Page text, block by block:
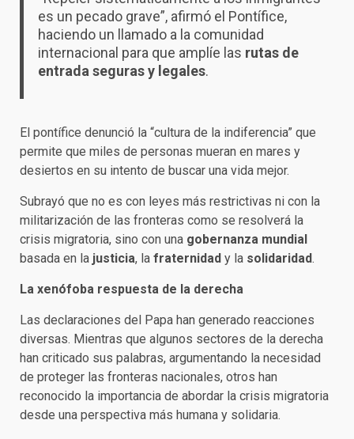
es un pecado grave”, afirmó el Pontífice,
haciendo un llamado a la comunidad
internacional para que amplíe las rutas de
entrada seguras y legales.
El pontífice denunció la “cultura de la indiferencia” que
permite que miles de personas mueran en mares y
desiertos en su intento de buscar una vida mejor.
Subrayó que no es con leyes más restrictivas ni con la
militarización de las fronteras como se resolverá la
crisis migratoria, sino con una gobernanza mundial
basada en la justicia, la fraternidad y la solidaridad.
La xenófoba respuesta de la derecha
Las declaraciones del Papa han generado reacciones
diversas. Mientras que algunos sectores de la derecha
han criticado sus palabras, argumentando la necesidad
de proteger las fronteras nacionales, otros han
reconocido la importancia de abordar la crisis migratoria
desde una perspectiva más humana y solidaria.